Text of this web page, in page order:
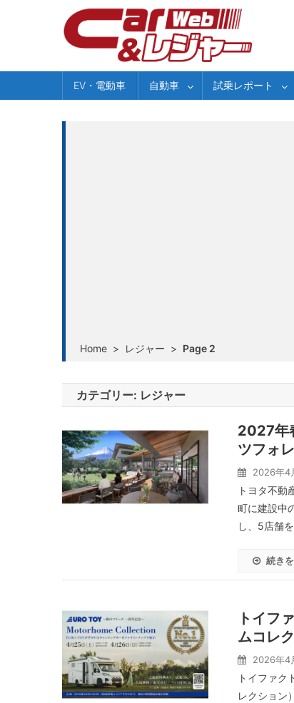
EV・電動車 自動車 試乗レポート
Home > レジャー > Page 2
カテゴリー: レジャー
2027年
ツフォ
2026年4
トヨタ不動
町に建設中
し、5店舗
続き
トイフ
ムコレ
2026年4
トイファク
レクション